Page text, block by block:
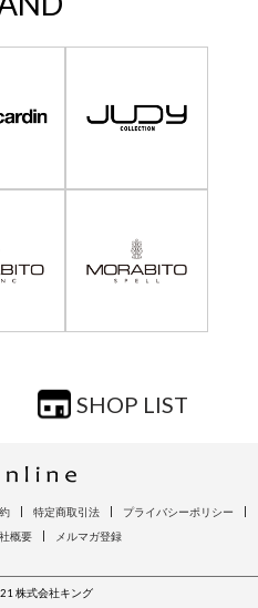
SHOP LIST
特定商取引法
プライバシーポリシー
概要 メルマガ登録
株式会社キング